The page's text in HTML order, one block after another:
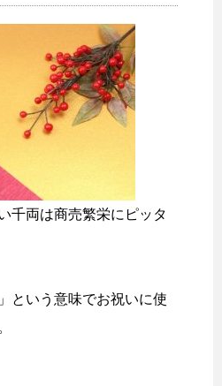
千両は商売繁栄にピッタ
という意味でお祝いに使